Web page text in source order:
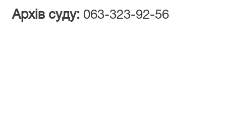
Архів суду: 063-323-92-56